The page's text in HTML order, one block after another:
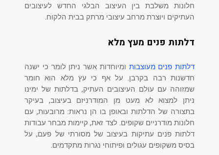
חלונות משלבת בין העיצוב הבלגי החדש לעיצובים
העתיקים ויוצרת מרחב עיצובי מרתק בבית הלקוח.
דלתות פנים מעץ מלא
דלתות פנים מעוצבות ומיוחדות אשר ניתן לומר כי ישנה
חדשנות רבה בקרבן. על אף כי עץ מלא הוא חומר
שמזוהה עם עולם העיצובים העתיק, בדלתות של ימינו
ניתן למצוא לא מעט מן המודרניזם בעיצוב, בעיקר
בתצורה של הדלתות ובאופן בו הן נראות: מרובעות, עם
חלונות מודרניים שקופים. לצד זאת, קיימות מבחר עבודות
דלתות פנים עתיקות בעיצוב של מסורתי של פעם, על
בסיס משקופים עגולים ופיתוחי נגרות מתקדמים.